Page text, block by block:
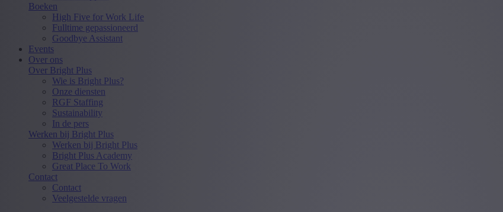
Boeken
High Five for Work Life
Fulltime gepassioneerd
Goodbye Assistant
Events
Over ons
Over Bright Plus
Wie is Bright Plus?
Onze diensten
RGF Staffing
Sustainability
In de pers
Werken bij Bright Plus
Werken bij Bright Plus
Bright Plus Academy
Great Place To Work
Contact
Contact
Veelgestelde vragen